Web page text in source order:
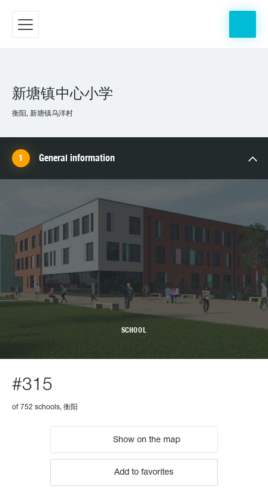
新塘镇中心小学
衡阳, 新塘镇乌洋村
General information
SCHOOL
#315
of 752 schools, 衡阳
Show on the map
Add to favorites